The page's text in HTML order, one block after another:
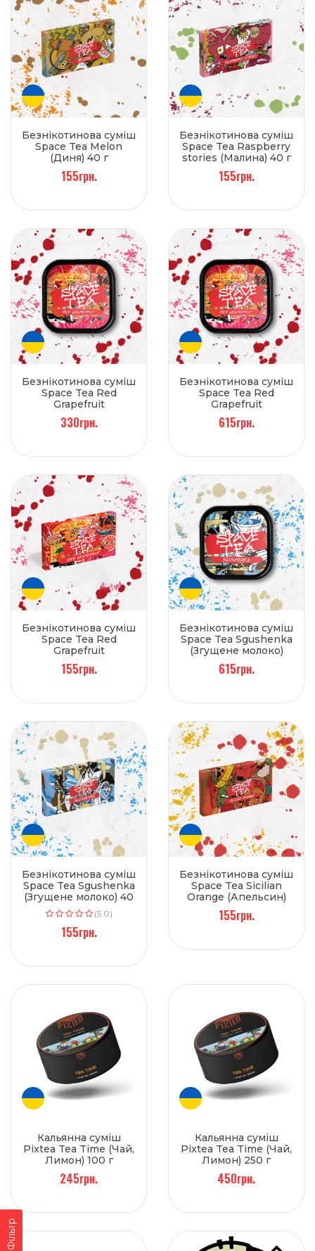
Фільтр
Безнікотинова суміш
Space Tea Melon
(Диня) 40 г
155грн.
Безнікотинова суміш
Space Tea Raspberry
stories (Малина) 40 г
155грн.
Безнікотинова суміш
Space Tea Red
Grapefruit
(Грейпфрут) 100 г
330грн.
Безнікотинова суміш
Space Tea Red
Grapefruit
(Грейпфрут) 250 г
615грн.
Безнікотинова суміш
Space Tea Red
Grapefruit
(Грейпфрут) 40 г
155грн.
Безнікотинова суміш
Space Tea Sgushenka
(Згущене молоко)
250 г
615грн.
Безнікотинова суміш
Space Tea Sgushenka
(Згущене молоко) 40
г
(5.0)
155грн.
Безнікотинова суміш
Space Tea Sicilian
Orange (Апельсин)
40 г
155грн.
Кальянна суміш
Pixtea Tea Time (Чай,
Лимон) 100 г
245грн.
Кальянна суміш
Pixtea Tea Time (Чай,
Лимон) 250 г
450грн.